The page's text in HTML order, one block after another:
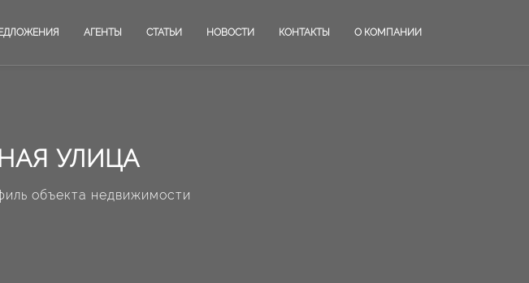
АГЕНТЫ СТАТЬИ НОВОСТИ КОНТАКТЫ О КОМПАНИИ
УЛИЦА
объекта недвижимости